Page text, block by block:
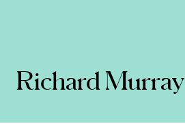
Richard Murray